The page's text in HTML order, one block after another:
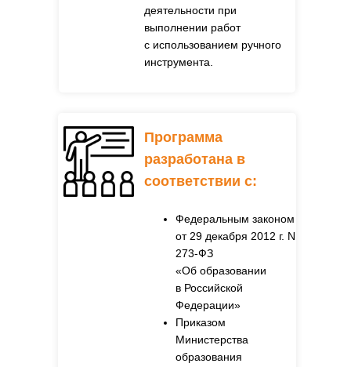
Федеральным законом
от 29 декабря 2012 г. N
273-ФЗ
«Об образовании
в Российской
Федерации»
Приказом
Министерства
образования
Программа
разработана в
соответствии с:
деятельности при
выполнении работ
с использованием ручного
инструмента.